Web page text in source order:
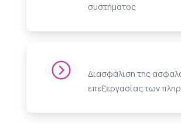
συστήματος
Διασφάλιση της
επεξεργασίας των